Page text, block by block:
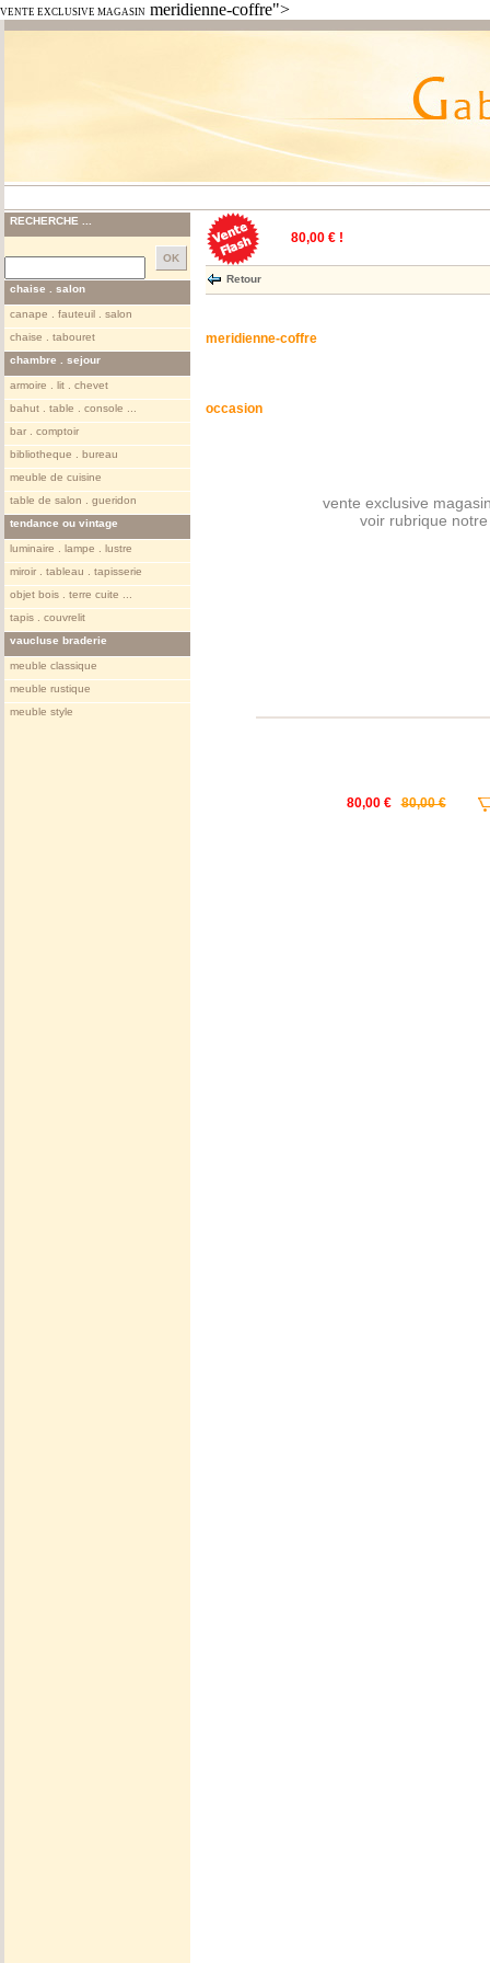
VENTE EXCLUSIVE MAGASIN meridienne-coffre">
RECHERCHE ...
chaise . salon
canape . fauteuil . salon
chaise . tabouret
chambre . sejour
armoire . lit . chevet
bahut . table . console ...
bar . comptoir
bibliotheque . bureau
meuble de cuisine
table de salon . gueridon
tendance ou vintage
luminaire . lampe . lustre
miroir . tableau . tapisserie
objet bois . terre cuite ...
tapis . couvrelit
vaucluse braderie
meuble classique
meuble rustique
meuble style
80,00 € !
Retour
meridienne-coffre
occasion
vente exclusive
voir rubrique
80,00 € 80,00 €